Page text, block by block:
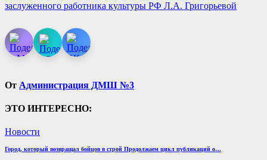
заслуженного работника культуры РФ Л.А. Григорьевой
От Администрация ДМШ №3
ЭТО ИНТЕРЕСНО:
Новости
Город, который возвращал бойцов в строй Продолжаем цикл публикаций о…